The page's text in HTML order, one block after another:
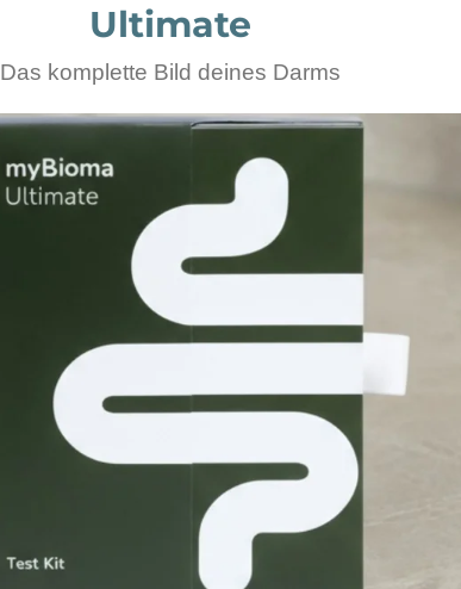
Ultimate
Das komplette Bild deines Darms